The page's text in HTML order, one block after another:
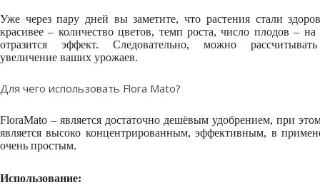
Уже через пару дней вы заметите, что растения стали
красивее – количество цветов, темп роста, число плодов – на
отразится эффект. Следовательно, можно
увеличение ваших урожаев.
Для чего использовать Flora Mato?
FloraMato – является достаточно дешёвым удобрением, при
является высоко концентрированным, эффективным, в
очень простым.
Использование: